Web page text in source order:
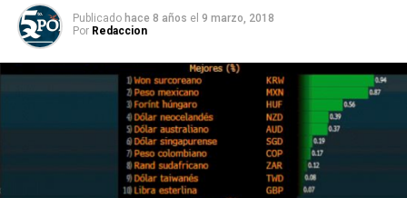
Publicado hace 8 años el 9 marzo, 2018
Por Redaccion